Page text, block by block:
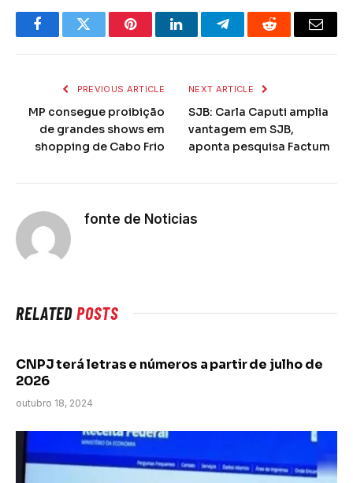
FacebookTwitter PinterestLinkedInTelegramReddit Email
PREVIOUS ARTICLE
MP consegue proibição
de grandes shows em
shopping de Cabo Frio
NEXT ARTICLE
SJB: Carla Caputi amplia
vantagem em SJB,
aponta pesquisa Factum
fonte de Noticias
RELATEDPOSTS
CNPJ terá letras e números a partir de julho de
2026
outubro 18, 2024